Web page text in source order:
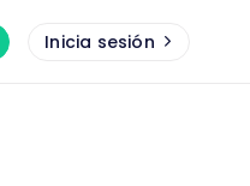
Inicia sesión